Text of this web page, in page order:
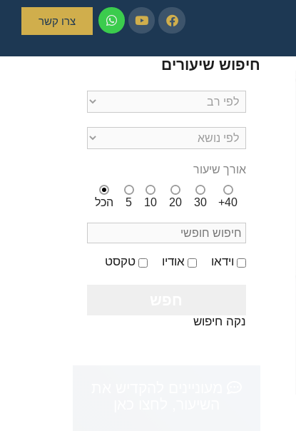
צרו קשר
חיפוש שיעורים
אורך שיעור
הכל 5 10 20 30 40+
וידאו אודיו טקסט
נקה חיפוש